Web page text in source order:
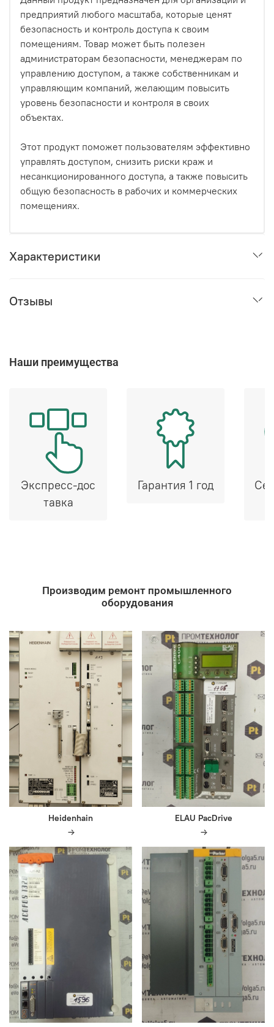
предприятий любого масштаба, которые ценят
безопасность и контроль доступа к своим
помещениям. Товар может быть полезен
администраторам безопасности, менеджерам по
управлению доступом, а также собственникам и
управляющим компаний, желающим повысить
уровень безопасности и контроля в своих
объектах.
Этот продукт поможет пользователям эффективно
управлять доступом, снизить риски краж и
несанкционированного доступа, а также повысить
общую безопасность в рабочих и коммерческих
помещениях.
Характеристики
Отзывы
Наши преимущества
Экспресс-дос
тавка
Гарантия 1 год
Производим ремонт промышленного
оборудования
Heidenhain ELAU PacDrive